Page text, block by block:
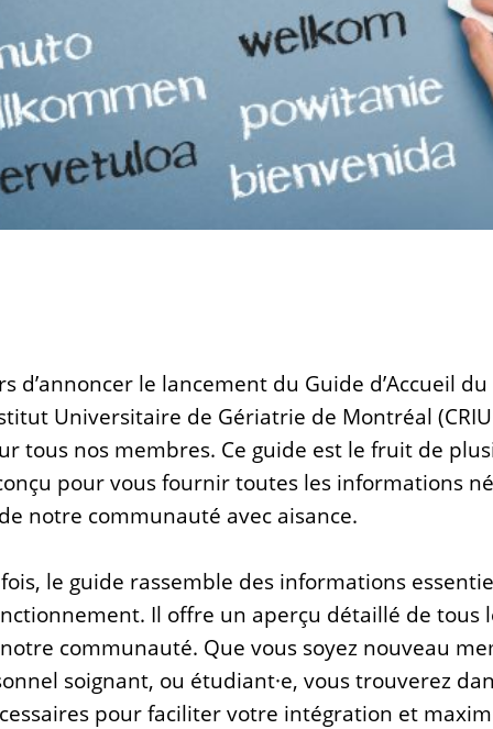
d’annoncer le lancement du Guide d’Accueil
Universitaire de Gériatrie de Montréal
tous nos membres. Ce guide est le fruit de
pour vous fournir toutes les informations
notre communauté avec aisance.
le guide rassemble des informations
Il offre un aperçu détaillé de tous
communauté. Que vous soyez nouveau
soignant, ou étudiant·e, vous trouverez
pour faciliter votre intégration et